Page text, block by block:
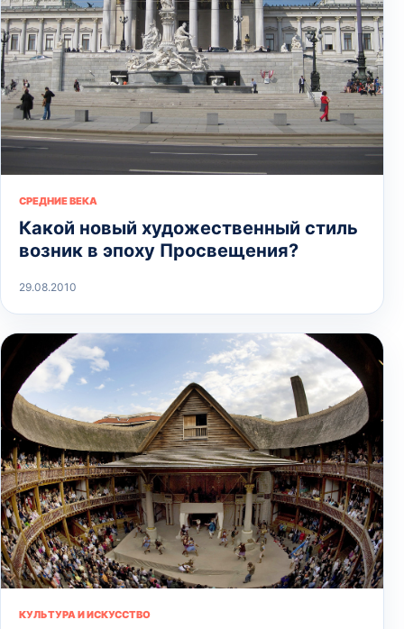
СРЕДНИЕ ВЕКА
Какой новый художественный стиль
возник в эпоху Просвещения?
29.08.2010
КУЛЬТУРА И ИСКУССТВО